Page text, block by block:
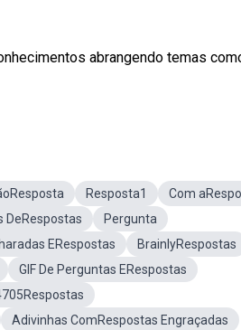
abrangendo temas
Resposta1
Com
DeRespostas
Pergunta
ERespostas
BrainlyRespostas
GIF De Perguntas ERespostas
Adivinhas ComRespostas Engraçadas